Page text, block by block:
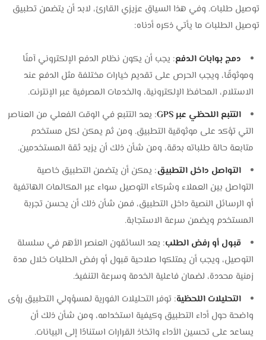
توصيل طلبات. وفي هذا السياق عزيزي القارئ، لابد أن يتضمن تطبيق
توصيل الطلبات ما يأتي ذكره أدناه:
دمج بوابات الدفع: يجب أن يكون نظام الدفع الإلكتروني آمنًا
وموثوقًا، ويجب الحرص على تقديم خيارات مختلفة مثل الدفع عند
الاستلام، المحافظ الإلكترونية، والخدمات المصرفية عبر الإنترنت.
التتبع اللحظي عبر GPS
: يعد التتبع في الوقت الفعلي من العناصر
التي تؤكد على موثوقية التطبيق. ومن ثم يمكن لكل مستخدم
متابعة حالة طلباته بدقة، ومن شأن ذلك أن يزيد ثقة المستخدمين.
التواصل داخل التطبيق: يمكن أن يتضمن التطبيق خاصية
التواصل بين العملاء وشركاء التوصيل سواء عبر المكالمات الهاتفية
أو الرسائل النصية داخل التطبيق، فمن شأن ذلك أن يحسن تجربة
المستخدم ويضمن سرعة الاستجابة.
قبول أو رفض الطلب: يعد السائقون العنصر الأهم في سلسلة
التوصيل، ويجب أن يمتلكوا صلاحية قبول أو رفض الطلبات خلال مدة
زمنية محددة، لضمان فاعلية الخدمة وسرعة التنفيذ.
التحليلات اللحظية: توفر التحليلات الفورية لمسؤولي التطبيق رؤى
واضحة حول أداء التطبيق وكيفية استخدامه، ومن شأن ذلك أن
يساعد على تحسين الأداء واتخاذ القرارات استنادًا إلى البيانات.